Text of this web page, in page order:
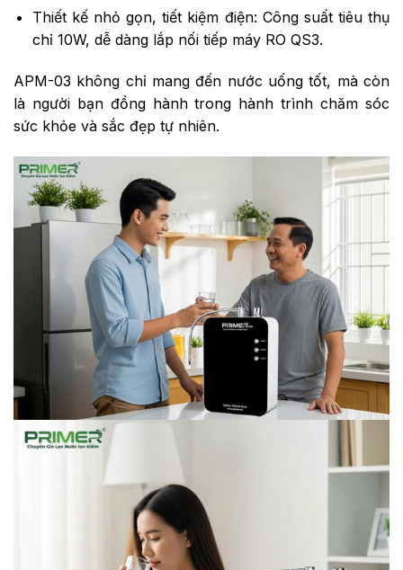
Thiết kế nhỏ gọn, tiết kiệm điện: Công suất tiêu thụ
chỉ 10W, dễ dàng lắp nối tiếp máy RO QS3.
APM-03 không chỉ mang đến nước uống tốt, mà còn
là người bạn đồng hành trong hành trình chăm sóc
sức khỏe và sắc đẹp tự nhiên.